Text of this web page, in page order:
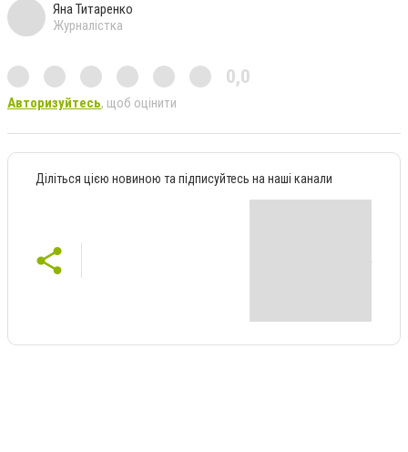
Яна Титаренко
Журналістка
0,0
Авторизуйтесь, щоб оцінити
Діліться цією новиною та підписуйтесь на наші канали